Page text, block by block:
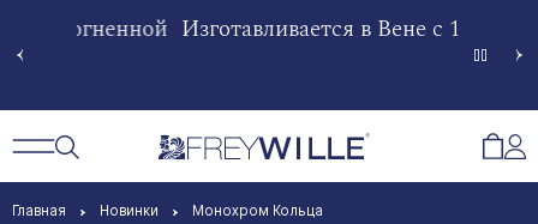
Изготавливается в Вене с 1951 года
Открыть / Закрыть навигацию
Открытый поиск
Главная Новинки Монохром Кольца